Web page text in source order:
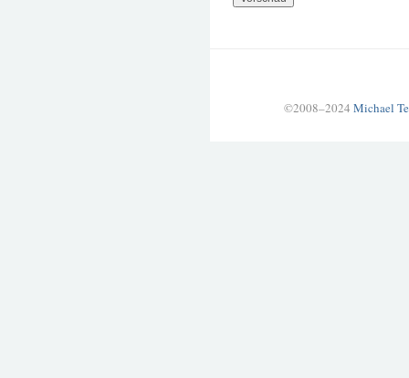
©2008–2024 Michael